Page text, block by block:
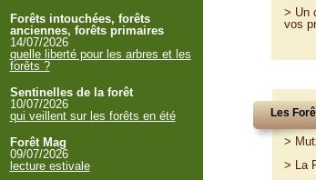
> Un
vos
Les
>
> La
Forêts intouchées, forêts
anciennes, forêts primaires
14/07/2026
quelle liberté pour les arbres et les
forêts ?
Sentinelles de la forêt
10/07/2026
qui veillent sur les forêts en été
Forêt Mag
09/07/2026
lecture estivale